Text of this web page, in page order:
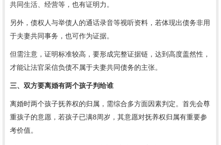
共同生活、经营等，也有证明力。
另外，债权人与举债人的通话录音等视听资料，若体现出债务非用
于夫妻共同事务，也可作为证据。
但需注意，证明标准较高，要形成完整证据链，达到高度盖然性，
才能让法官采信负债不属于夫妻共同债务的主张。
三、双方要离婚有两个孩子判给谁
离婚时两个孩子抚养权的归属，需综合多方面因素判定。首先会尊
重孩子的意愿，若孩子已满8周岁，其意愿对抚养权归属有重要参
考价值。